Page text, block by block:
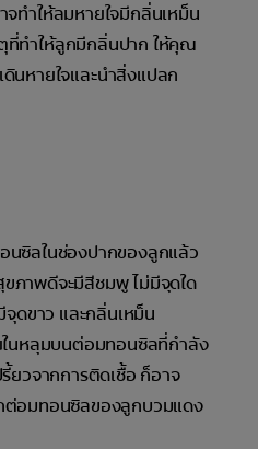
ทำให้ลมหายใจมีกลิ่นเหม็น
ทำให้ลูกมีกลิ่นปาก ให้คุณ
นหายใจและนำสิ่งแปลก
นซิลในช่องปากของลูกแล้ว
ภาพดีจะมีสีชมพู ไม่มีจุดใด
ดขาว และกลิ่นเหม็น
ในหลุมบนต่อมทอนซิลที่กำลัง
ยวจากการติดเชื้อ ก็อาจ
ต่อมทอนซิลของลูกบวมแดง